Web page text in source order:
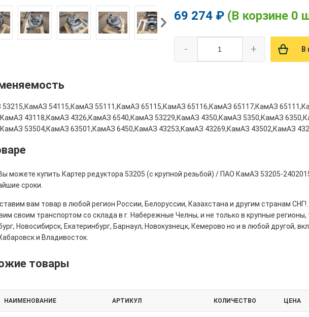
69 274 ₽ (В корзине 0
- + В
54115,КамАЗ 55111,КамАЗ 65115,КамАЗ 65116,КамАЗ 65117,КамАЗ
43118,КамАЗ 4326,КамАЗ 6540,КамАЗ 53229,КамАЗ 4350,КамАЗ 5350,КамАЗ
53504,КамАЗ 63501,КамАЗ 6450,КамАЗ 43253,КамАЗ 43269,КамАЗ 43502,КамАЗ
можете купить Картер редуктора 53205 (с крупной резьбой) / ПАО КамАЗ 53205-
сроки.
вам товар в любой регион России, Белоруссии, Казахстана и другим странам
своим транспортом со склада в г. Набережные Челны, и не только в крупные регионы,
Новосибирск, Екатеринбург, Барнаул, Новокузнецк, Кемерово но и в любой другой,
и Владивосток.
товары
НАИМЕНОВАНИЕ АРТИКУЛ КОЛИЧЕСТВО ЦЕНА